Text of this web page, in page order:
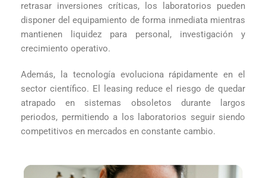
retrasar inversiones críticas, los laboratorios pueden
disponer del equipamiento de forma inmediata mientras
mantienen liquidez para personal, investigación y
crecimiento operativo.
Además, la tecnología evoluciona rápidamente en el
sector científico. El leasing reduce el riesgo de quedar
atrapado en sistemas obsoletos durante largos
periodos, permitiendo a los laboratorios seguir siendo
competitivos en mercados en constante cambio.